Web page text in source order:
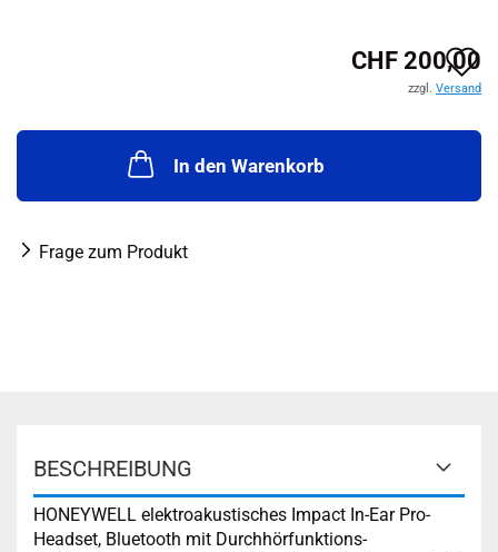
CHF 200,00
zzgl. Versand
In den Warenkorb
Frage zum Produkt
BESCHREIBUNG
HONEYWELL elektroakustisches Impact In-Ear Pro-
Headset, Bluetooth mit Durchhörfunktions-